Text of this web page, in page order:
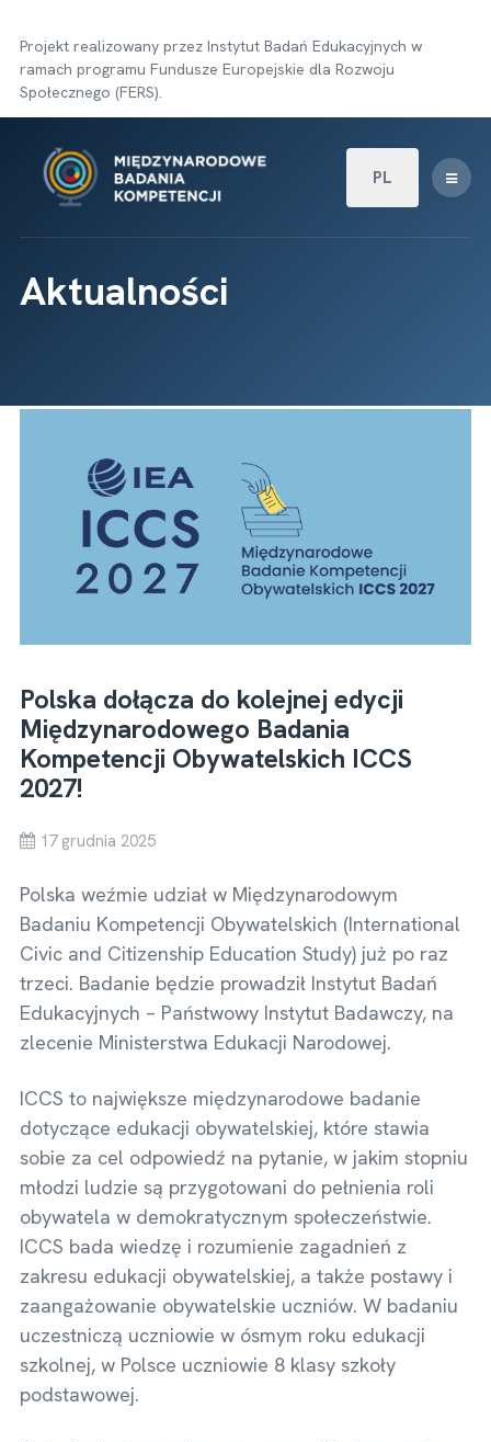
Projekt realizowany przez Instytut Badań Edukacyjnych w
ramach programu Fundusze Europejskie dla Rozwoju
Społecznego (FERS).
Wybierz swój język
PL
Aktualności
Polska dołącza do kolejnej edycji
Międzynarodowego Badania
Kompetencji Obywatelskich ICCS
2027!
17 grudnia 2025
Polska weźmie udział w Międzynarodowym
Badaniu Kompetencji Obywatelskich (International
Civic and Citizenship Education Study) już po raz
trzeci. Badanie będzie prowadził Instytut Badań
Edukacyjnych – Państwowy Instytut Badawczy, na
zlecenie Ministerstwa Edukacji Narodowej.
ICCS to największe międzynarodowe badanie
dotyczące edukacji obywatelskiej, które stawia
sobie za cel odpowiedź na pytanie, w jakim stopniu
młodzi ludzie są przygotowani do pełnienia roli
obywatela w demokratycznym społeczeństwie.
ICCS bada wiedzę i rozumienie zagadnień z
zakresu edukacji obywatelskiej, a także postawy i
zaangażowanie obywatelskie uczniów. W badaniu
uczestniczą uczniowie w ósmym roku edukacji
szkolnej, w Polsce uczniowie 8 klasy szkoły
podstawowej.